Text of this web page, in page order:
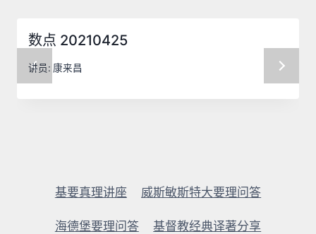
数点 20210425
讲员: 康来昌
基要真理讲座 威斯敏斯特大要理问答
海德堡要理问答 基督教经典译著分享